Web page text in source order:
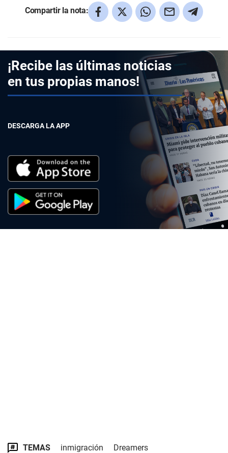
Compartir la nota:
¡Recibe las últimas noticias
en tus propias manos!
DESCARGA LA APP
TEMAS inmigración Dreamers